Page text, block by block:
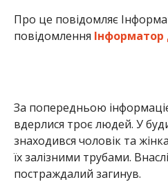
Про це повідомляє
повідомлення Інформатор
За попередньою
вдерлися троє людей. У
знаходився чоловік та
їх залізними трубами.
постраждалий загинув.